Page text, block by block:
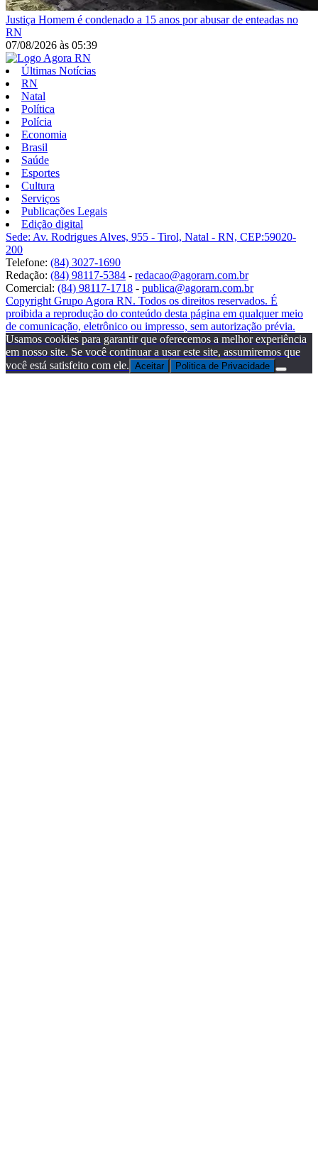
Justiça Homem é condenado a 15 anos por abusar de enteadas no
RN
07/08/2026 às 05:39
Últimas Notícias
RN
Natal
Política
Polícia
Economia
Brasil
Saúde
Esportes
Cultura
Serviços
Publicações Legais
Edição digital
Sede: Av. Rodrigues Alves, 955 - Tirol, Natal - RN, CEP:59020-
200
Telefone: (84) 3027-1690
Redação: (84) 98117-5384 - redacao@agorarn.com.br
Comercial: (84) 98117-1718 - publica@agorarn.com.br
Copyright Grupo Agora RN. Todos os direitos reservados. É
proibida a reprodução do conteúdo desta página em qualquer meio
de comunicação, eletrônico ou impresso, sem autorização prévia.
Usamos cookies para garantir que oferecemos a melhor experiência
em nosso site. Se você continuar a usar este site, assumiremos que
você está satisfeito com ele. Aceitar Politica de Privacidade